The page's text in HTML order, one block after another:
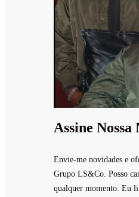
Assine
Envie-me novidades e
Grupo LS&Co. Posso
qualquer momento. Eu